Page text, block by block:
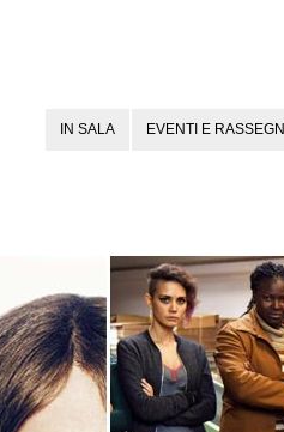
IN SALA EVENTI E